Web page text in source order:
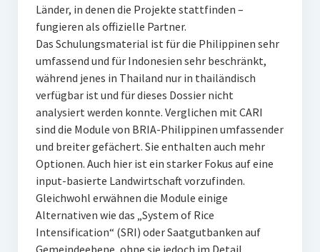
Länder, in denen die Projekte stattfinden –
fungieren als offizielle Partner.
Das Schulungsmaterial ist für die Philippinen sehr
umfassend und für Indonesien sehr beschränkt,
während jenes in Thailand nur in thailändisch
verfügbar ist und für dieses Dossier nicht
analysiert werden konnte. Verglichen mit CARI
sind die Module von BRIA-Philippinen umfassender
und breiter gefächert. Sie enthalten auch mehr
Optionen. Auch hier ist ein starker Fokus auf eine
input-basierte Landwirtschaft vorzufinden.
Gleichwohl erwähnen die Module einige
Alternativen wie das „System of Rice
Intensification“ (SRI) oder Saatgutbanken auf
Gemeindeebene, ohne sie jedoch im Detail